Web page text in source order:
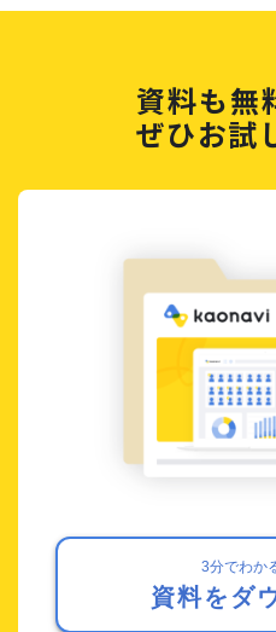
資料も無
ぜひお試
3分でわか
資料をダ